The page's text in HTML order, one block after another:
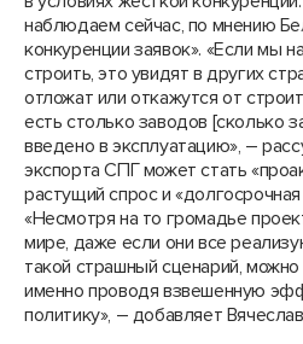
наблюдаем сейчас, по мнению
конкуренции заявок». «Если мы
строить, это увидят в других
отложат или откажутся от
есть столько заводов [сколько
введено в эксплуатацию», –
экспорта СПГ может стать
растущий спрос и «долгосрочная
«Несмотря на то громадье
мире, даже если они все
такой страшный сценарий,
именно проводя взвешенную
политику», – добавляет